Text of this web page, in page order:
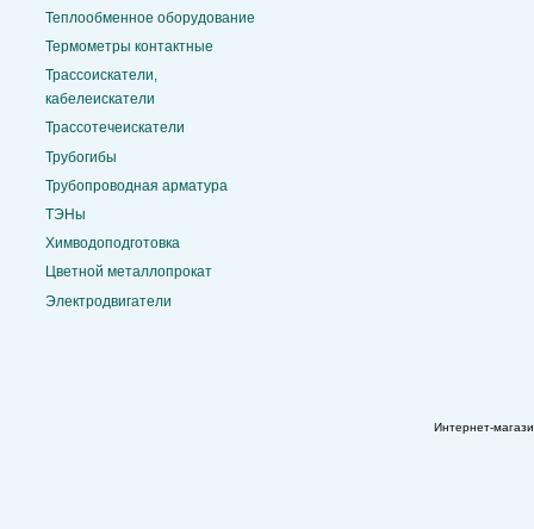
Теплообменное оборудование
Термометры контактные
Трассоискатели,
кабелеискатели
Трассотечеискатели
Трубогибы
Трубопроводная арматура
ТЭНы
Химводоподготовка
Цветной металлопрокат
Электродвигатели
Интернет-